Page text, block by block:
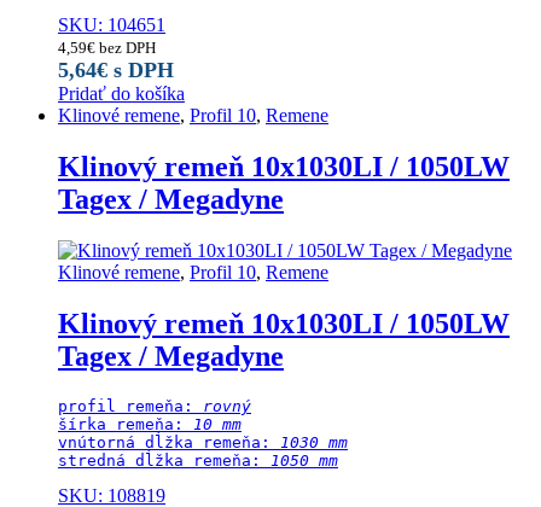
SKU: 104651
4,59€ bez DPH
5,64€ s DPH
Pridať do košíka
Klinové remene, Profil 10, Remene
Klinový remeň 10x1030LI / 1050LW
Tagex / Megadyne
Klinové remene, Profil 10, Remene
Klinový remeň 10x1030LI / 1050LW
Tagex / Megadyne
profil remeňa: rovný
šírka remeňa:
10 mm
vnútorná dĺžka remeňa:
1030 mm
stredná dĺžka remeňa:
1050 mm
SKU: 108819